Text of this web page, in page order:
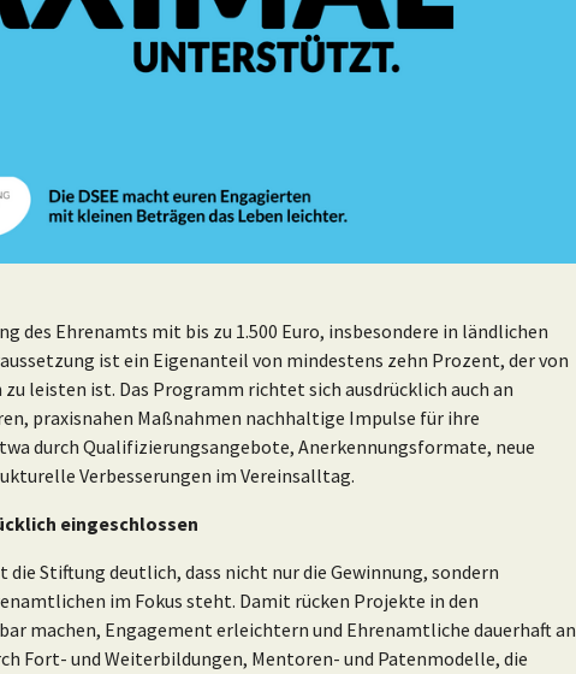
des Ehrenamts mit bis zu 1.500 Euro, insbesondere in ländlichen
ist ein Eigenanteil von mindestens zehn Prozent, der von
leisten ist. Das Programm richtet sich ausdrücklich auch an
praxisnahen Maßnahmen nachhaltige Impulse für ihre
durch Qualifizierungsangebote, Anerkennungsformate, neue
Verbesserungen im Vereinsalltag.
eingeschlossen
Stiftung deutlich, dass nicht nur die Gewinnung, sondern
im Fokus steht. Damit rücken Projekte in den
machen, Engagement erleichtern und Ehrenamtliche dauerhaft an
Fort- und Weiterbildungen, Mentoren- und Patenmodelle, die